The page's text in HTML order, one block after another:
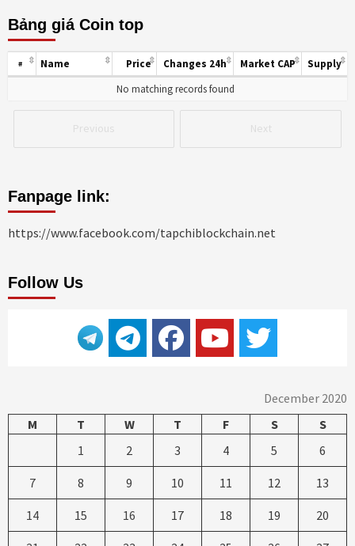
Bảng giá Coin top
Previous Next
# Name Price Changes 24h Market CAP
Supply
No matching records found
Fanpage link:
https://www.facebook.com/tapchiblockchain.net
Follow Us
December 2020
M
T W T F S
S
1
2 3 4 5 6
7 8 9 10 11 12 13
14 15 16 17 18 19 20